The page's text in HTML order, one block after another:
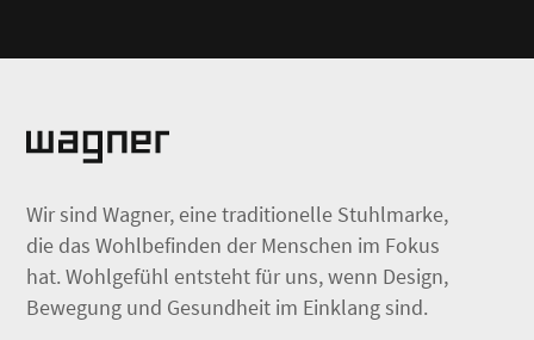
Wir sind Wagner, eine traditionelle Stuhlmarke,
die das Wohlbefinden der Menschen im Fokus
hat. Wohlgefühl entsteht für uns, wenn Design,
Bewegung und Gesundheit im Einklang sind.